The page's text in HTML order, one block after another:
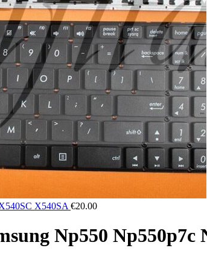
X540SA €20.00
Np550 Np550p7c